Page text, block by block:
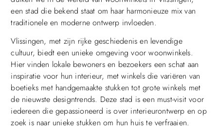
een stad die bekend staat om haar harmonieuze mix van
traditionele en moderne ontwerp invloeden.
Vlissingen, met zijn rijke geschiedenis en levendige
cultuur, biedt een unieke omgeving voor woonwinkels.
Hier vinden lokale bewoners en bezoekers een schat aan
inspiratie voor hun interieur, met winkels die variëren van
boetieks met handgemaakte stukken tot grote winkels met
de nieuwste designtrends. Deze stad is een must-visit voor
iedereen die gepassioneerd is over interieurontwerp en op
zoek is naar unieke stukken om hun huis te verfraaien.